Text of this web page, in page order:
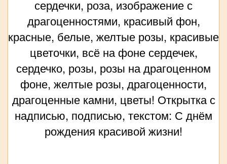
сердечки, роза, изображение с
драгоценностями, красивый фон,
красные, белые, желтые розы, красивые
цветочки, всё на фоне сердечек,
сердечко, розы, розы на драгоценном
фоне, желтые розы, драгоценности,
драгоценные камни, цветы! Открытка с
надписью, подписью, текстом: С днём
рождения красивой жизни!